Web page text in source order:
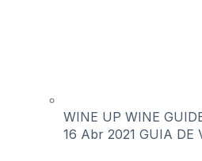
WINE UP WINE
16 Abr 2021 GUIA DE